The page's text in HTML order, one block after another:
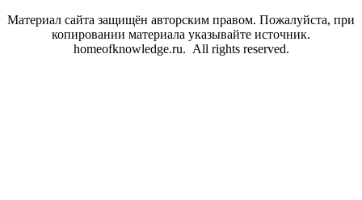
Материал сайта защищён авторским правом. Пожалуйста, при
копировании материала указывайте источник.
homeofknowledge.ru. All rights reserved.